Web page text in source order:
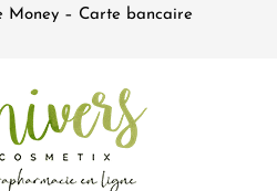
Money – Carte bancaire